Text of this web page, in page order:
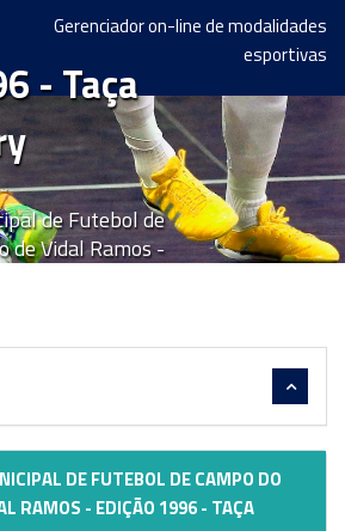
Gerenciador on-line de modalidades
esportivas
- Taça
de Futebol de
de Vidal Ramos -
DE FUTEBOL DE CAMPO DO
RAMOS - EDIÇÃO 1996 - TAÇA